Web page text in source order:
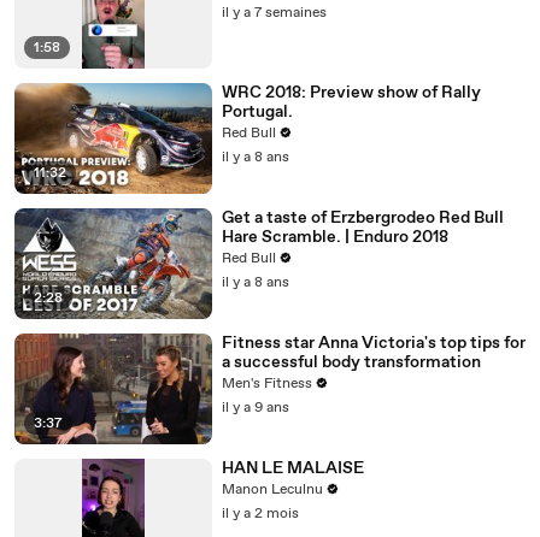
1:58
il y a 7 semaines
11:32
WRC 2018: Preview show of Rally
Portugal.
Red Bull
il y a 8 ans
2:28
Get a taste of Erzbergrodeo Red Bull
Hare Scramble. | Enduro 2018
Red Bull
il y a 8 ans
3:37
Fitness star Anna Victoria's top tips for
a successful body transformation
Men's Fitness
il y a 9 ans
HAN LE MALAISE
Manon Leculnu
il y a 2 mois